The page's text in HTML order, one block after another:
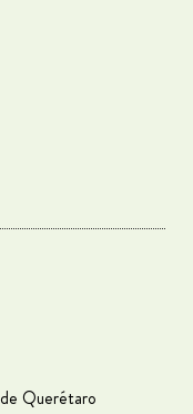
Querétaro